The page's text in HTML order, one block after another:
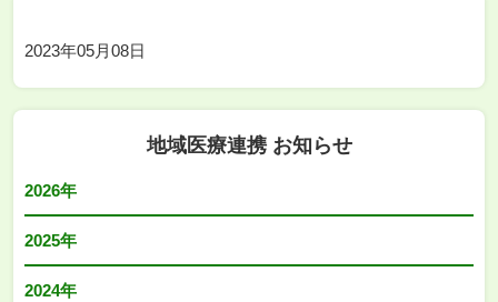
2023年05月08日
地域医療連携 お知らせ
2026年
2025年
2024年